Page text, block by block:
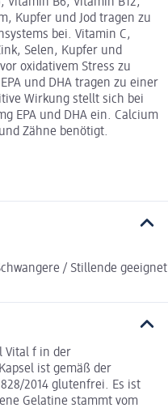
Kupfer und Jod tragen zu
bei. Vitamin C,
Selen, Kupfer und
oxidativem Stress zu
und DHA tragen zu einer
Wirkung stellt sich bei
EPA und DHA ein. Calcium
Zähne benötigt.
/ Stillende geeignet
Vital f in der
ist gemäß der
2014 glutenfrei. Es ist
Gelatine stammt vom